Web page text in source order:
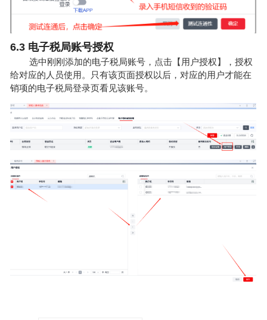
6.3 电子税局账号授权
选中刚刚添加的电子税局账号，点击【用户授权】，授权
给对应的人员使用。只有该页面授权以后，对应的用户才能在
销项的电子税局登录页看见该账号。